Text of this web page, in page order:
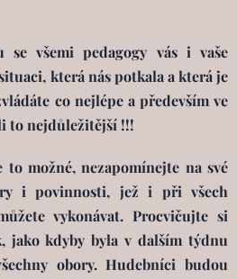
se všemi pedagogy vás i vaše
která nás potkala a která je
co nejlépe a především ve
to nejdůležitější !!!
možné, nezapomínejte na své
i povinnosti, jež i při všech
vykonávat. Procvičujte si
jako kdyby byla v dalším týdnu
obory. Hudebníci budou